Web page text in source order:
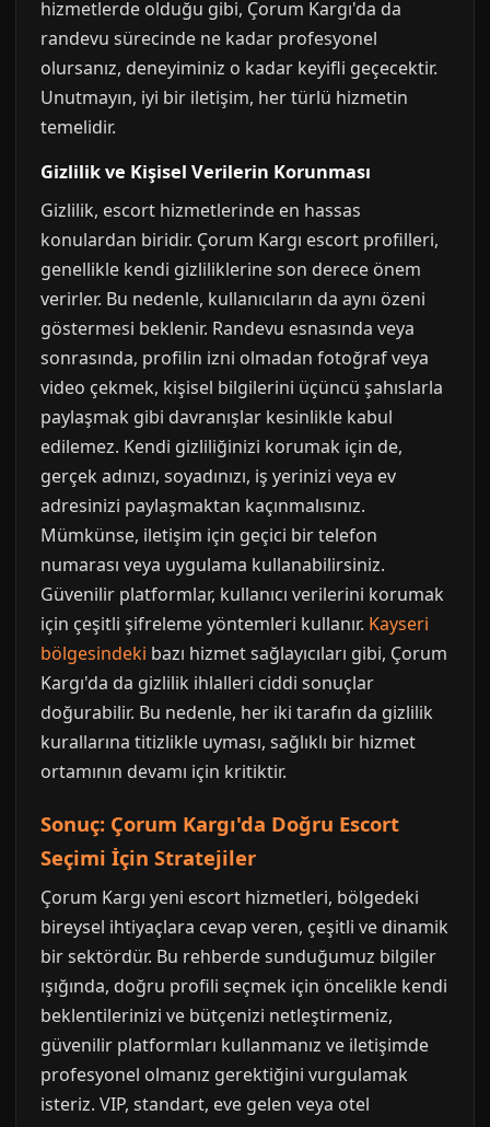
hizmetlerde olduğu gibi, Çorum Kargı'da da
randevu sürecinde ne kadar profesyonel
olursanız, deneyiminiz o kadar keyifli geçecektir.
Unutmayın, iyi bir iletişim, her türlü hizmetin
temelidir.
Gizlilik ve Kişisel Verilerin Korunması
Gizlilik, escort hizmetlerinde en hassas
konulardan biridir. Çorum Kargı escort profilleri,
genellikle kendi gizliliklerine son derece önem
verirler. Bu nedenle, kullanıcıların da aynı özeni
göstermesi beklenir. Randevu esnasında veya
sonrasında, profilin izni olmadan fotoğraf veya
video çekmek, kişisel bilgilerini üçüncü şahıslarla
paylaşmak gibi davranışlar kesinlikle kabul
edilemez. Kendi gizliliğinizi korumak için de,
gerçek adınızı, soyadınızı, iş yerinizi veya ev
adresinizi paylaşmaktan kaçınmalısınız.
Mümkünse, iletişim için geçici bir telefon
numarası veya uygulama kullanabilirsiniz.
Güvenilir platformlar, kullanıcı verilerini korumak
için çeşitli şifreleme yöntemleri kullanır. Kayseri
bölgesindeki bazı hizmet sağlayıcıları gibi, Çorum
Kargı'da da gizlilik ihlalleri ciddi sonuçlar
doğurabilir. Bu nedenle, her iki tarafın da gizlilik
kurallarına titizlikle uyması, sağlıklı bir hizmet
ortamının devamı için kritiktir.
Sonuç: Çorum Kargı'da Doğru Escort
Seçimi İçin Stratejiler
Çorum Kargı yeni escort hizmetleri, bölgedeki
bireysel ihtiyaçlara cevap veren, çeşitli ve dinamik
bir sektördür. Bu rehberde sunduğumuz bilgiler
ışığında, doğru profili seçmek için öncelikle kendi
beklentilerinizi ve bütçenizi netleştirmeniz,
güvenilir platformları kullanmanız ve iletişimde
profesyonel olmanız gerektiğini vurgulamak
isteriz. VIP, standart, eve gelen veya otel